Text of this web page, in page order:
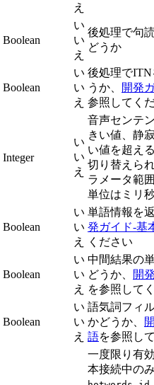
え
Boolean
い
い
え
後処理で句
どうか
Boolean
い
い
え
後処理で
うか、
開発
参照してく
Integer
い
い
え
音声センテ
きい値、静
い値を超え
切り替えら
ラメータ範
単位はミリ
Boolean
い
い
え
単語情報を
発ガイド-基
ください
Boolean
い
い
え
中間結果の
どうか、
開
を参照して
Boolean
い
い
え
語気詞フィ
かどうか、
語を参照し
一度限り有
本接続中の